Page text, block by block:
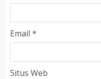
Email *
Situs Web